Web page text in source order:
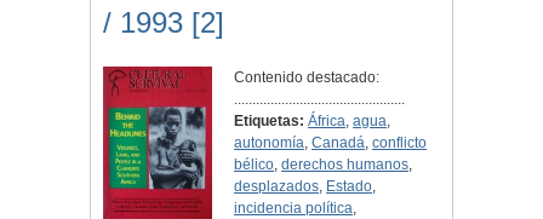
/ 1993 [2]
Contenido destacado:
...............................................
Etiquetas: África,agua,
autonomía,Canadá,conflicto
bélico,derechos humanos,
desplazados, Estado,
incidencia política,